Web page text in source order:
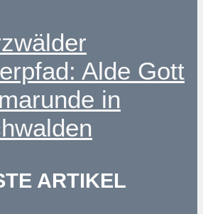
Alde Gott
in
ARTIKEL